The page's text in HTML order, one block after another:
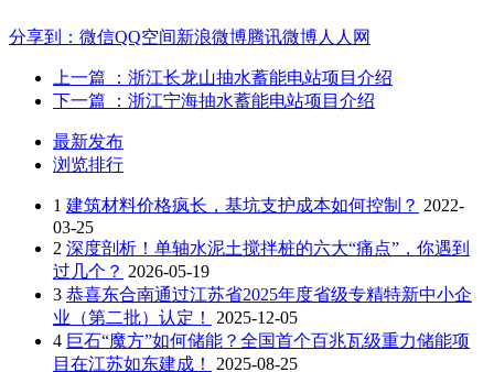
分享到： 微信QQ空间新浪微博腾讯微博人人网
上一篇
：浙江长龙山抽水蓄能电站项目介绍
下一篇
：浙江宁海抽水蓄能电站项目介绍
最新发布
浏览排行
1 建筑材料价格疯长，基坑支护成本如何控制？ 2022-
03-25
2 深度剖析！单轴水泥土搅拌桩的六大“痛点”，你遇到
过几个？ 2026-05-19
3 恭喜东合南通过江苏省2025年度省级专精特新中小企
业（第二批）认定！
2025-12-05
4 巨石“魔方”如何储能？全国首个百兆瓦级重力储能项
目在江苏如东建成！
2025-08-25